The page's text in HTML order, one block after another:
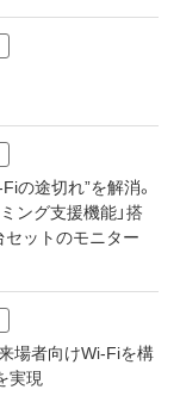
の途切れ”を解消。
ング支援機能」搭
ットのモニター
場者向けWi-Fiを構
実現